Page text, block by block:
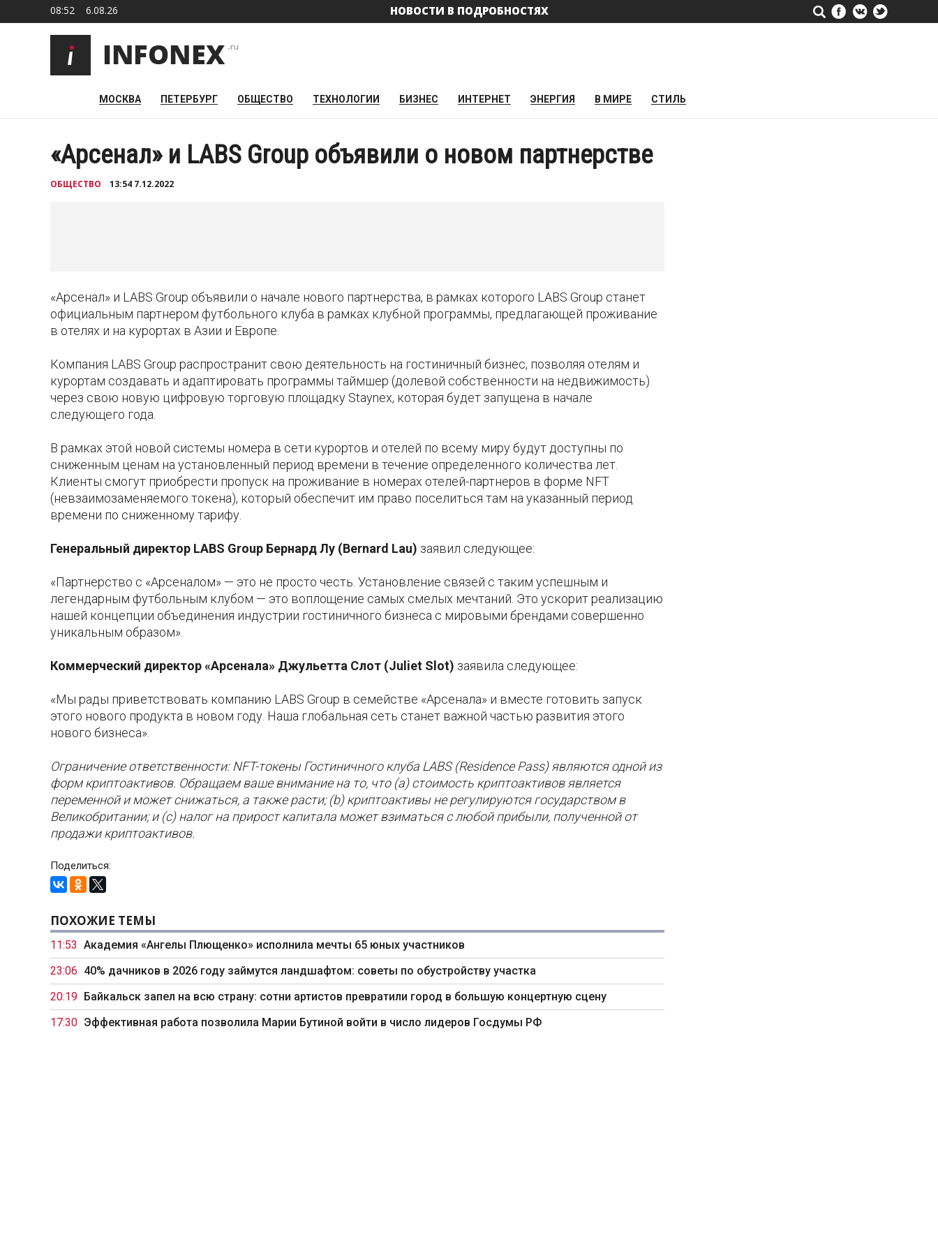
08:52 6.08.26 НОВОСТИ В ПОДРОБНОСТЯХ
МОСКВА ПЕТЕРБУРГ ОБЩЕСТВО ТЕХНОЛОГИИ БИЗНЕС ИНТЕРНЕТ ЭНЕРГИЯ В МИРЕ СТИЛЬ
«Арсенал» и LABS Group объявили о новом партнерстве
ОБЩЕСТВО 13:54 7.12.2022
«Арсенал» и LABS Group объявили о начале нового партнерства, в рамках которого LABS Group станет
официальным партнером футбольного клуба в рамках клубной программы, предлагающей проживание
в отелях и на курортах в Азии и Европе.
Компания LABS Group распространит свою деятельность на гостиничный бизнес, позволяя отелям и
курортам создавать и адаптировать программы таймшер (долевой собственности на недвижимость)
через свою новую цифровую торговую площадку Staynex, которая будет запущена в начале
следующего года.
В рамках этой новой системы номера в сети курортов и отелей по всему миру будут доступны по
сниженным ценам на установленный период времени в течение определенного количества лет.
Клиенты смогут приобрести пропуск на проживание в номерах отелей-партнеров в форме NFT
(невзаимозаменяемого токена), который обеспечит им право поселиться там на указанный период
времени по сниженному тарифу.
Генеральный директор LABS Group Бернард Лу (Bernard Lau) заявил следующее:
«Партнерство с «Арсеналом» — это не просто честь. Установление связей с таким успешным и
легендарным футбольным клубом — это воплощение самых смелых мечтаний. Это ускорит реализацию
нашей концепции объединения индустрии гостиничного бизнеса с мировыми брендами совершенно
уникальным образом».
Коммерческий директор«Арсенала» Джульетта Слот (Juliet Slot) заявила следующее:
«Мы рады приветствовать компанию LABS Group в семействе «Арсенала» и вместе готовить запуск
этого нового продукта в новом году. Наша глобальная сеть станет важной частью развития этого
нового бизнеса».
Ограничение ответственности: NFT-токены Гостиничного клуба LABS (Residence Pass) являются одной из
форм криптоактивов. Обращаем ваше внимание на то, что (a) стоимость криптоактивов является
переменной и может снижаться, а также расти; (b) криптоактивы не регулируются государством в
Великобритании; и (c) налог на прирост капитала может взиматься с любой прибыли, полученной от
продажи криптоактивов.
Поделиться:
ПОХОЖИЕ ТЕМЫ
11:53 Академия «Ангелы Плющенко» исполнила мечты 65 юных участников
23:06 40% дачников в 2026 году займутся ландшафтом: советы по обустройству участка
20:19 Байкальск запел на всю страну: сотни артистов превратили город в большую концертную сцену
17:30 Эффективная работа позволила Марии Бутиной войти в число лидеров Госдумы РФ